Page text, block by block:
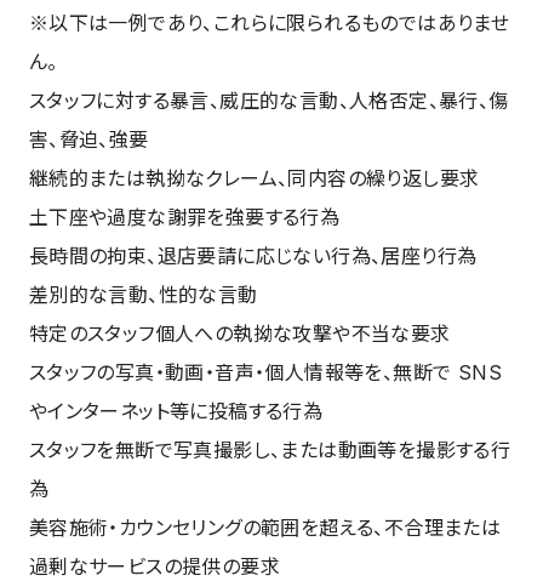
※以下は一例であり、これらに限られるものではありませ
ん。
スタッフに対する暴言、威圧的な言動、人格否定、暴行、傷
害、脅迫、強要
継続的または執拗なクレーム、同内容の繰り返し要求
土下座や過度な謝罪を強要する行為
長時間の拘束、退店要請に応じない行為、居座り行為
差別的な言動、性的な言動
特定のスタッフ個人への執拗な攻撃や不当な要求
スタッフの写真・動画・音声・個人情報等を、無断で SNS
やインターネット等に投稿する行為
スタッフを無断で写真撮影し、または動画等を撮影する行
為
美容施術・カウンセリングの範囲を超える、不合理または
過剰なサービスの提供の要求